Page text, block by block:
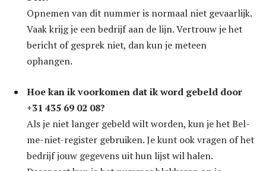
Opnemen van dit nummer is normaal niet gevaarlijk.
Vaak krijg je een bedrijf aan de lijn. Vertrouw je het
bericht of gesprek niet, dan kun je meteen
ophangen.
Hoe kan ik voorkomen dat ik word gebeld door
+31 435 69 02 08?
Als je niet langer gebeld wilt worden, kun je het Bel-
me-niet-register gebruiken. Je kunt ook vragen of het
bedrijf jouw gegevens uit hun lijst wil halen.